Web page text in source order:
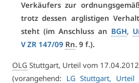
Ver­käu­fers zur
trotz des­sen arg­lis­ti­gen
steht (im An­schluss an BGH,
V ZR 147/09 Rn. 9 f.).
OLG Stutt­gart, Ur­teil vom
(vor­an­ge­hend: LG Stutt­gart,